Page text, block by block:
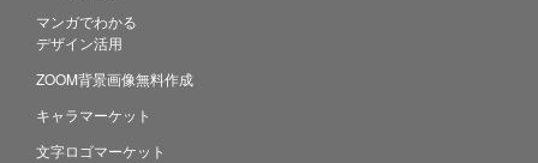
マンガでわかる
デザイン活用
ZOOM背景画像無料作成
キャラマーケット
文字ロゴマーケット